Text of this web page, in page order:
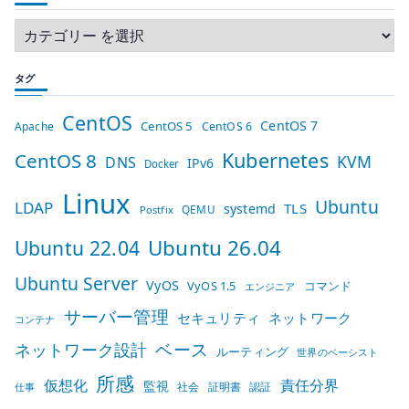
タグ
Apache CentOS CentOS 5 CentOS 6 CentOS 7
CentOS 8 DNS Docker IPv6 Kubernetes KVM
LDAP Linux Postfix QEMU systemd TLS Ubuntu
Ubuntu 22.04 Ubuntu 26.04
Ubuntu Server VyOS VyOS 1.5 エンジニア コマンド
コンテナ サーバー管理 セキュリティ ネットワーク
ネットワーク設計 ベース ルーティング 世界のベーシスト
仕事 仮想化 所感 監視 社会 証明書 認証 責任分界